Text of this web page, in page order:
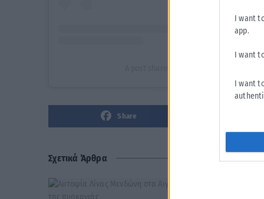
I want
app.
I want
I want
Share
Σχετικά Άρθρα